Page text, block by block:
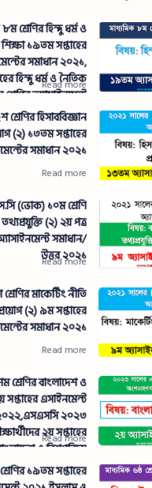
শ্রেণির হিন্দু ধর্ম ও
১৯তম সপ্তাহের
সমাধান ২০২১,
হিন্দু ধর্ম ও নৈতিক
অ্যাসাইনমেন্ট
২০২১
হিসাববিজ্ঞান
(২) ১৩তম সপ্তাহের
সমাধান ২০২১
(ভোক) ১০ম শ্রেণি
(২) ২য় পত্র
সমাধান/
উত্তর ২০২১
মাকের্টিং নীতি
(২) ৯ম সপ্তাহের
সমাধান ২০২১
শ্রেণির বাংলাদেশ ও
সপ্তাহের এসাইনমেন্ট
২০২৩
২য় সপ্তাহের
ও বিশ্বপরিচয়
বাংলাদেশ ও
সপ্তাহের এ্যাসাইনমেন্ট
১৯তম সপ্তাহের